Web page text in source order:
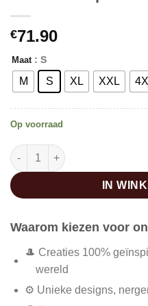
€71.90
Maat : S
M S XL XXL
Op voorraad
Oude steampunk
IN
Waarom kiezen voor
🎩 Creaties 100%
wereld
⚙️ Unieke designs,